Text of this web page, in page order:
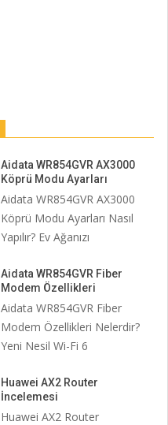
Aidata WR854GVR AX3000
Köprü Modu Ayarları
Aidata WR854GVR AX3000
Köprü Modu Ayarları Nasıl
Yapılır? Ev Ağanızı
Aidata WR854GVR Fiber
Modem Özellikleri
Aidata WR854GVR Fiber
Modem Özellikleri Nelerdir?
Yeni Nesil Wi-Fi 6
Huawei AX2 Router
İncelemesi
Huawei AX2 Router